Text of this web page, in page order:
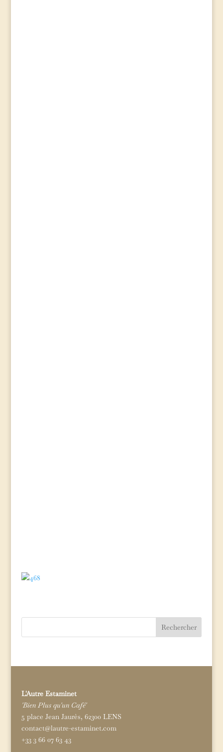
Rechercher
L'Autre Estaminet
'Bien Plus qu'un Café'
5 place Jean Jaurès, 62300 LENS
contact@lautre-estaminet.com
+33 3 66 07 63 43